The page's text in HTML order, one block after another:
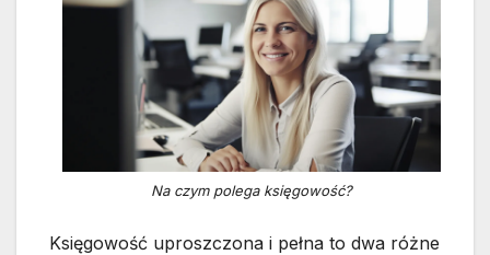
Na czym polega księgowość?
Księgowość uproszczona i pełna to dwa różne